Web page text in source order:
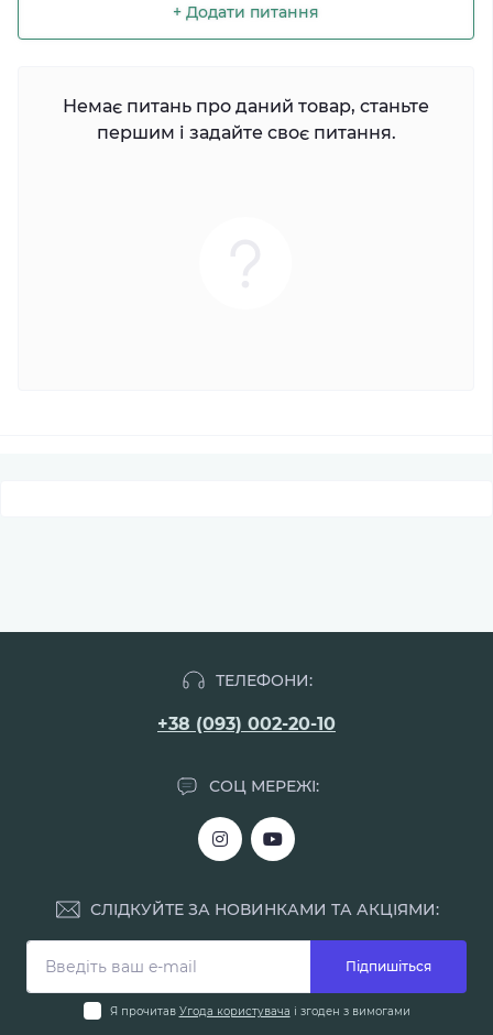
+ Додати питання
Немає питань про даний товар, станьте
першим і задайте своє питання.
ТЕЛЕФОНИ:
+38 (093) 002-20-10
СОЦ МЕРЕЖІ:
СЛІДКУЙТЕ ЗА НОВИНКАМИ ТА АКЦІЯМИ:
Підпишіться
Я прочитав Угода користувача і згоден з вимогами